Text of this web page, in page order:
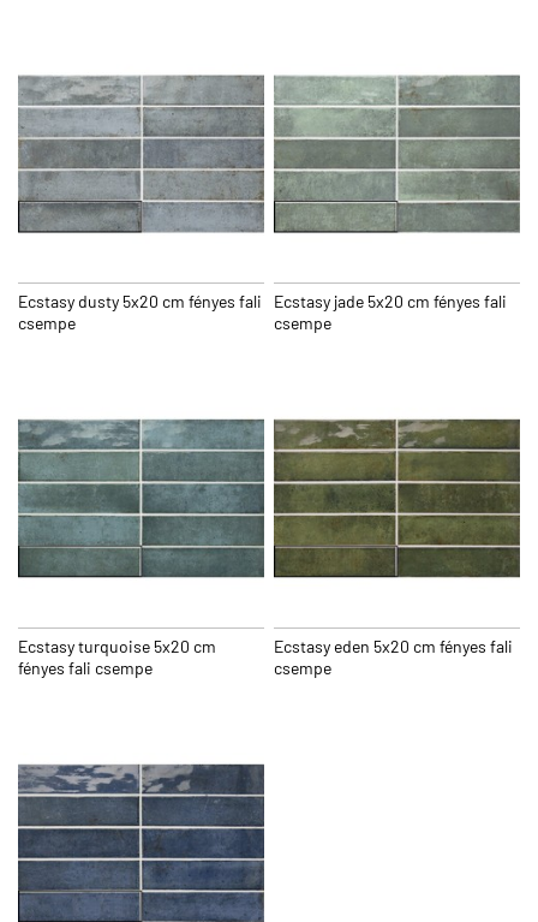
Ecstasy dusty 5x20 cm fényes fali
csempe
Ecstasy jade 5x20 cm fényes fali
csempe
Ecstasy turquoise 5x20 cm
fényes fali csempe
Ecstasy eden 5x20 cm fényes fali
csempe